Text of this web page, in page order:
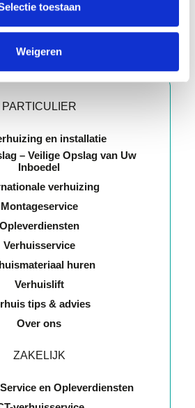
toestaan
Weigeren
Diensten
PARTICULIER
en installatie
– Veilige Opslag van Uw
Inboedel
verhuizing
Montageservice
Opleverdiensten
Verhuisservice
huren
Verhuislift
tips & advies
Over ons
ZAKELIJK
en Opleverdiensten